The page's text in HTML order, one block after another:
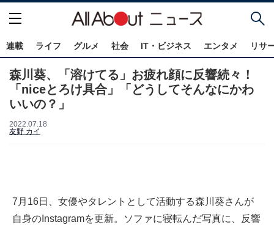
連載 ライフ グルメ 社会 IT・ビジネス エンタメ リサ
森川葵、「溶けてる」お疲れ顔に反響続々！
「niceとろけ具合」「どうしてそんなにかわ
いいの？」
2022.07.18
友野 カイ
7月16日、女優やタレントとして活動する森川葵さんが
自身のInstagramを更新。ソファに寝転んだ写真に、反響